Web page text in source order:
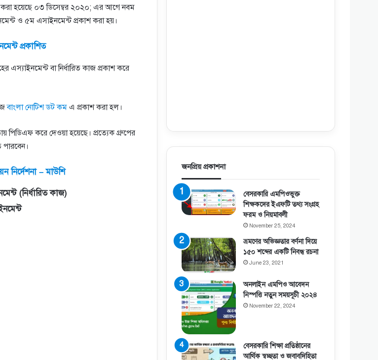
করা হয়েছে ০৩ ডিসেম্বর ২০২০; এর আগে নবম
ও ৫ম এসাইনমেন্ট প্রকাশ করা হয়।
প্রকাশিত
এস্যাইনমেন্ট বা নির্ধারিত কাজ প্রকাশ করে
বাংলা নোটিশ ডট কম এ প্রকাশ করা হল।
পিডিএফ করে দেওয়া হয়েছে। প্রত্যেক গ্রুপের
নির্দেশনা – মাউশি
(নির্ধারিত কাজ)
জনপ্রিয় প্রকাশনা
বেসরকারি এমপিওভুক্ত
শিক্ষকদের ইএফটি তথ্য সংগ্রহ
ফরম ও নিয়মাবলী
November 25, 2024
ভ্রমণের অভিজ্ঞতার বর্ণনা দিয়ে
১৫০ শব্দের একটি নিবন্ধ রচনা
June 23, 2021
অনলাইন এমপিও আবেদন
নিস্পত্তি নতুন সময়সূচী ২০২৪
November 22, 2024
বেসরকারি শিক্ষা প্রতিষ্ঠানের
আর্থিক স্বচ্ছতা ও জবাবদিহিতা